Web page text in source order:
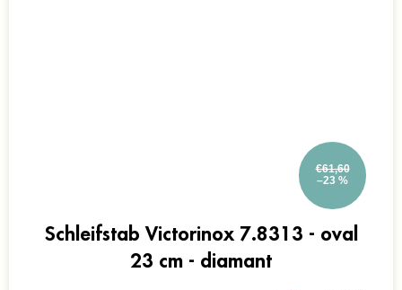
€61,60
–23 %
Schleifstab Victorinox 7.8313 - oval
23 cm - diamant